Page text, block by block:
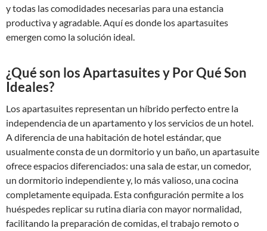
y todas las comodidades necesarias para una estancia
productiva y agradable. Aquí es donde los apartasuites
emergen como la solución ideal.
¿Qué son los Apartasuites y Por Qué Son
Ideales?
Los apartasuites representan un híbrido perfecto entre la
independencia de un apartamento y los servicios de un hotel.
A diferencia de una habitación de hotel estándar, que
usualmente consta de un dormitorio y un baño, un apartasuite
ofrece espacios diferenciados: una sala de estar, un comedor,
un dormitorio independiente y, lo más valioso, una cocina
completamente equipada. Esta configuración permite a los
huéspedes replicar su rutina diaria con mayor normalidad,
facilitando la preparación de comidas, el trabajo remoto o